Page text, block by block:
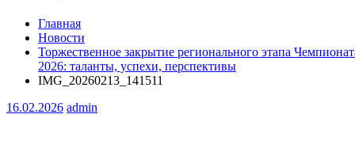
Главная
Новости
Торжественное закрытие регионального этапа
2026: таланты, успехи, перспективы
IMG_20260213_141511
16.02.2026 admin